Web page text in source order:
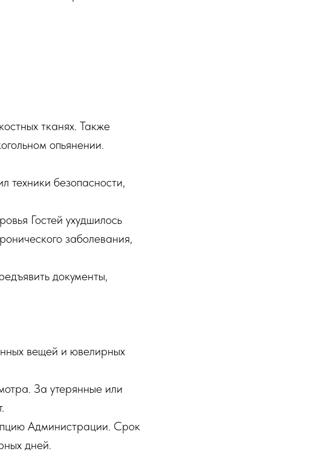
тканях. Также
опьянении.
техники безопасности,
Гостей ухудшилось
заболевания,
документы,
вещей и ювелирных
За утерянные или
Администрации. Срок
дней.